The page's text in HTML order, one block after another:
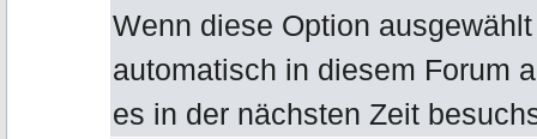
Wenn diese Option
automatisch in diesem Forum
es in der nächsten Zeit